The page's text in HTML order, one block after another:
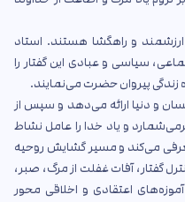
و راهگشا هستند. استاد
اجتماعی، سیاسی و عبادی این گفتار را
زندگی پیروان حضرت می‌نمایند.
و دنیا ارائه می‌دهد و سپس از
و یاد خدا را عامل نشاط
می‌کند و مسیر گشایش روحیه
گفتار، آفات غفلت از مرگ، صبر،
اعتقادی و اخلاقی محور